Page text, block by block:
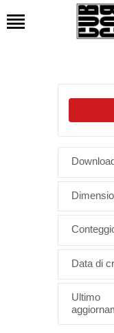
HOME
CHI SIAMO
SEDI
NEWS
PODCAST
TG CUB
Data di
Ultimo